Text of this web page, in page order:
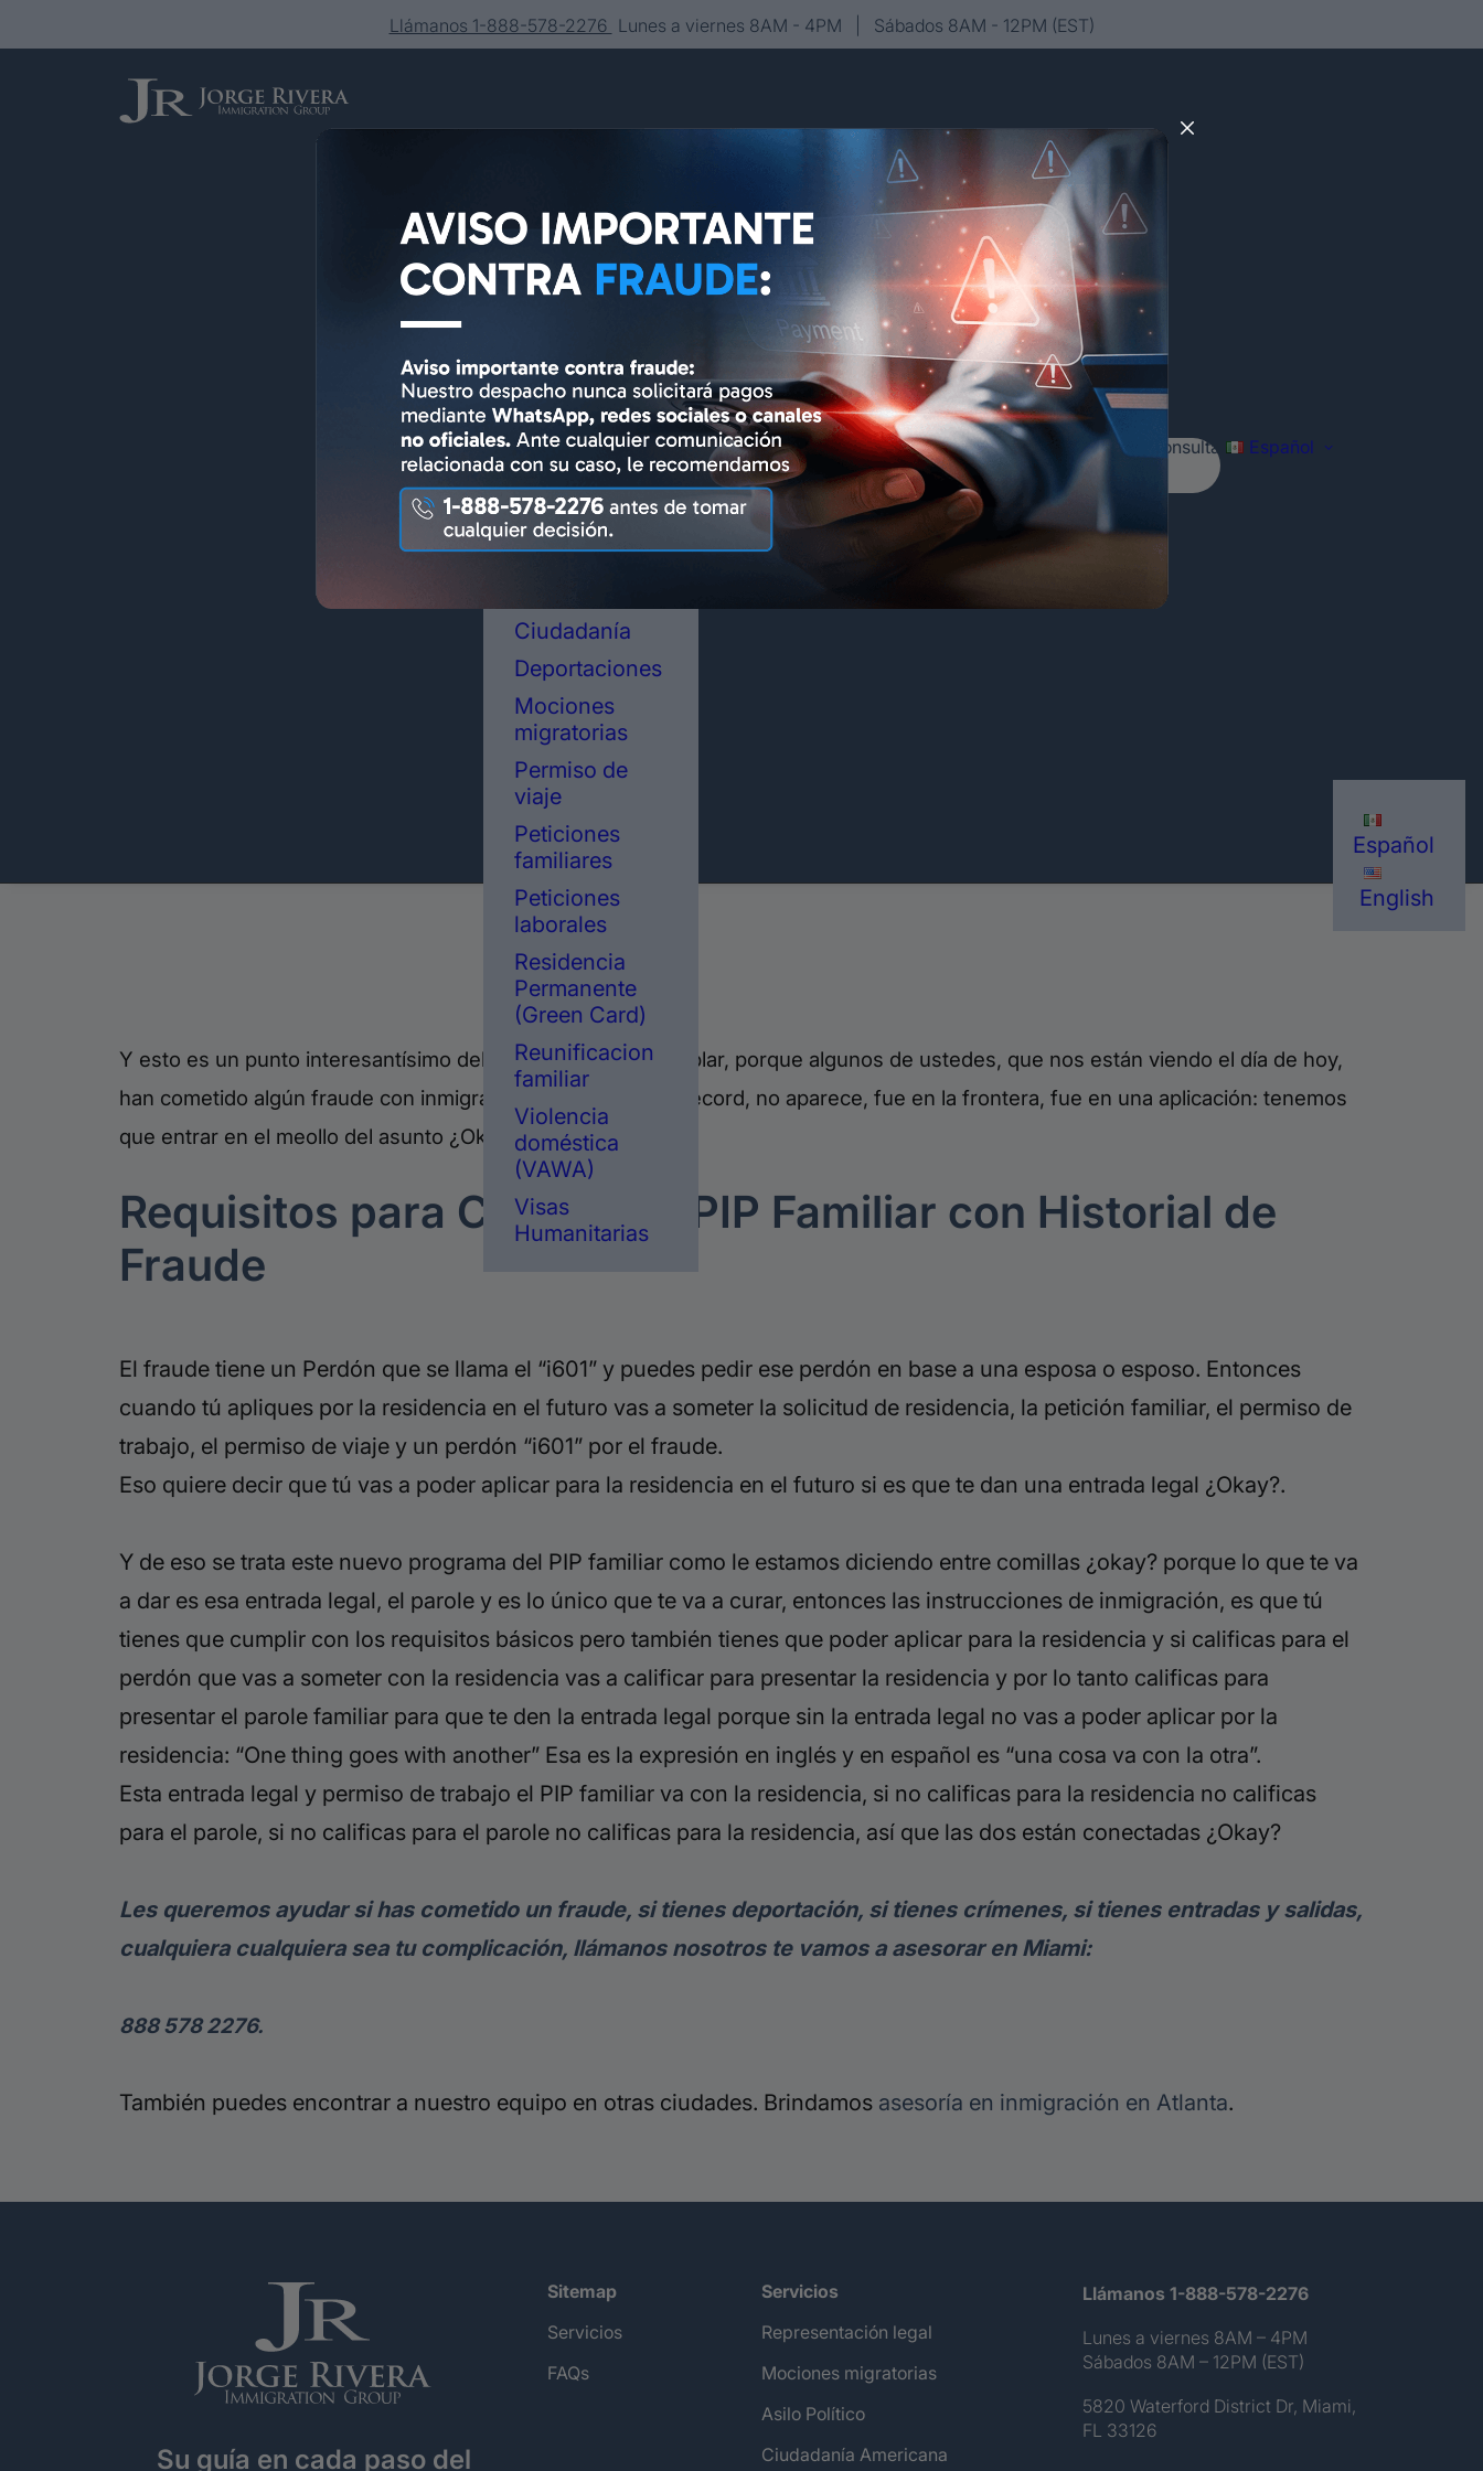
Llámanos 1-888-578-2276 Lunes a viernes 8AM - 4PM | Sábados 8AM - 12PM (EST)
Servicios
Asesoría y
representación
legal en
inmigración
Ciudadanía
Deportaciones
Mociones
migratorias
Permiso de
viaje
Peticiones
familiares
Peticiones
laborales
Residencia
Permanente
(Green Card)
Reunificacion
familiar
Violencia
doméstica
(VAWA)
Visas
Humanitarias
Conócenos Editorial Contacto Agenda tu consulta Español
Español
English
Y esto es un punto interesantísimo del cual tenemos que hablar, porque algunos de ustedes, que nos están viendo el día de hoy,
han cometido algún fraude con inmigración, aparece en su récord, no aparece, fue en la frontera, fue en una aplicación: tenemos
que entrar en el meollo del asunto ¿Okay?… fíjense:
Requisitos para Calificar al PIP Familiar con Historial de
Fraude
El fraude tiene un Perdón que se llama el “i601” y puedes pedir ese perdón en base a una esposa o esposo. Entonces
cuando tú apliques por la residencia en el futuro vas a someter la solicitud de residencia, la petición familiar, el permiso de
trabajo, el permiso de viaje y un perdón “i601” por el fraude.
Eso quiere decir que tú vas a poder aplicar para la residencia en el futuro si es que te dan una entrada legal ¿Okay?.
Y de eso se trata este nuevo programa del PIP familiar como le estamos diciendo entre comillas ¿okay? porque lo que te va
a dar es esa entrada legal, el parole y es lo único que te va a curar, entonces las instrucciones de inmigración, es que tú
tienes que cumplir con los requisitos básicos pero también tienes que poder aplicar para la residencia y si calificas para el
perdón que vas a someter con la residencia vas a calificar para presentar la residencia y por lo tanto calificas para
presentar el parole familiar para que te den la entrada legal porque sin la entrada legal no vas a poder aplicar por la
residencia: “One thing goes with another” Esa es la expresión en inglés y en español es “una cosa va con la otra”.
Esta entrada legal y permiso de trabajo el PIP familiar va con la residencia, si no calificas para la residencia no calificas
para el parole, si no calificas para el parole no calificas para la residencia, así que las dos están conectadas ¿Okay?
Les queremos ayudar si has cometido un fraude, si tienes deportación, si tienes crímenes, si tienes entradas y salidas,
cualquiera cualquiera sea tu complicación, llámanos nosotros te vamos a asesorar en Miami:
888 578 2276.
También puedes encontrar a nuestro equipo en otras ciudades. Brindamos asesoría en inmigración en Atlanta.
Su guía en cada paso del
Sitemap
Servicios
FAQs
Servicios
Representación legal
Mociones migratorias
Asilo Político
Ciudadanía Americana
Llámanos 1-888-578-2276
Lunes a viernes 8AM – 4PM
Sábados 8AM – 12PM (EST)
5820 Waterford District Dr, Miami,
FL 33126